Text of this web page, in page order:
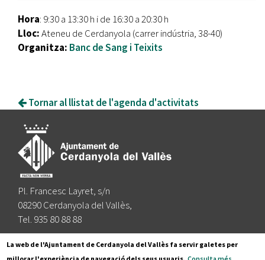
Hora: 9:30 a 13:30 h i de 16:30 a 20:30 h
Lloc:Ateneu de Cerdanyola (carrer indústria, 38-40)
Organitza: Banc de Sang i Teixits
Tornar al llistat de l'agenda d'activitats
Pl. Francesc Layret, s/n
08290 Cerdanyola del Vallès,
Tel. 935 80 88 88
Segueix-nos a:
La web de l'Ajuntament de Cerdanyola del Vallès fa servir galetes per